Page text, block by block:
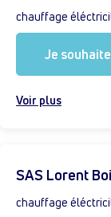
chauffage
Je
Voir plus
SAS Lorent
chauffage